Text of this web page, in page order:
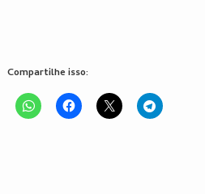
Compartilhe isso: